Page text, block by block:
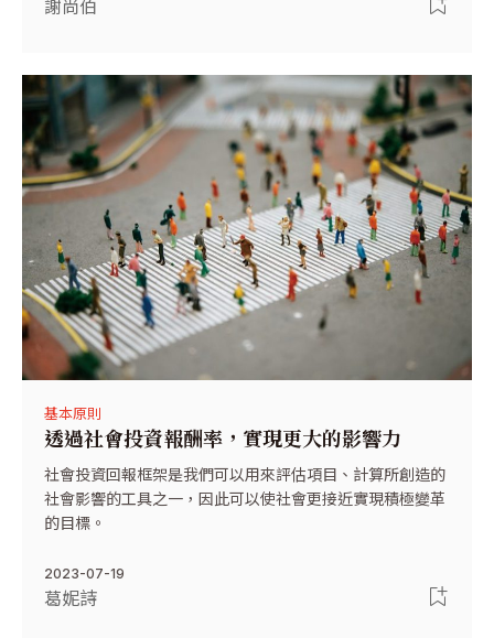
謝尚伯
基本原則
透過社會投資報酬率，實現更大的影響力
社會投資回報框架是我們可以用來評估項目、計算所創造的
社會影響的工具之一，因此可以使社會更接近實現積極變革
的目標。
2023-07-19
葛妮詩